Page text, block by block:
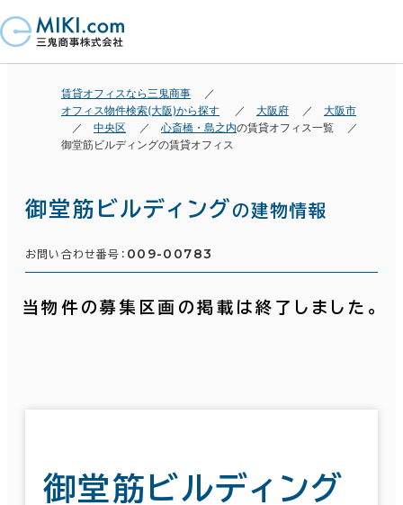
賃貸オフィスなら三鬼商事
オフィス物件検索(大阪)から探す
大阪府
大阪市
中央区
心斎橋・島之内の賃貸オフィス一覧
御堂筋ビルディングの賃貸オフィス
御堂筋ビルディングの建物情報
お問い合わせ番号： 009-00783
当物件の募集区画の掲載は終了しました。
御堂筋ビルディング